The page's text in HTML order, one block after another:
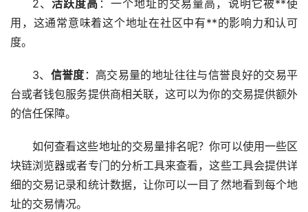
2、活跃度高 ：一个地址的交易量高，说明它被**使
用，这通常意味着这个地址在社区中有**的影响力和认可
度。
3、 信誉度 ：高交易量的地址往往与信誉良好的交易平
台或者钱包服务提供商相关联，这可以为你的交易提供额外
的信任保障。
如何查看这些地址的交易量排名呢？你可以使用一些区
块链浏览器或者专门的分析工具来查看，这些工具会提供详
细的交易记录和统计数据，让你可以一目了然地看到每个地
址的交易情况。